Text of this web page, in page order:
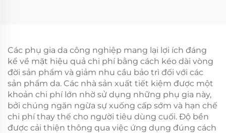
Các phụ gia da công nghiệp mang lại lợi ích đáng
kể về mặt hiệu quả chi phí bằng cách kéo dài vòng
đời sản phẩm và giảm nhu cầu bảo trì đối với các
sản phẩm da. Các nhà sản xuất tiết kiệm được một
khoản chi phí lớn nhờ sử dụng những phụ gia này,
bởi chúng ngăn ngừa sự xuống cấp sớm và hạn chế
chi phí thay thế cho người tiêu dùng cuối. Độ bền
được cải thiện thông qua việc ứng dụng đúng cách